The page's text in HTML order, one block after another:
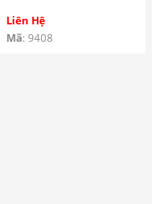
Liên Hệ
Mã: 9408